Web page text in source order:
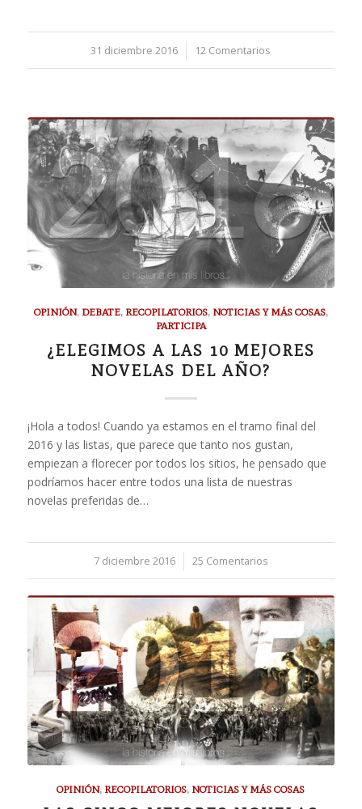
31 diciembre 2016
/ 12 Comentarios
OPINIÓN, DEBATE, RECOPILATORIOS, NOTICIAS Y MÁS COSAS,
PARTICIPA
¿ELEGIMOS A LAS 10 MEJORES
NOVELAS DEL AÑO?
¡Hola a todos! Cuando ya estamos en el tramo final del
2016 y las listas, que parece que tanto nos gustan,
empiezan a florecer por todos los sitios, he pensado que
podríamos hacer entre todos una lista de nuestras
novelas preferidas de…
7 diciembre 2016
/ 25 Comentarios
OPINIÓN, RECOPILATORIOS, NOTICIAS Y MÁS COSAS